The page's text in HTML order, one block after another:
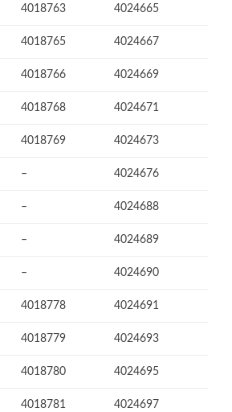
4018763 4024665
4018765 4024667
4018766 4024669
4018768 4024671
4018769 4024673
– 4024676
– 4024688
– 4024689
– 4024690
4018778 4024691
4018779 4024693
4018780 4024695
4018781 4024697